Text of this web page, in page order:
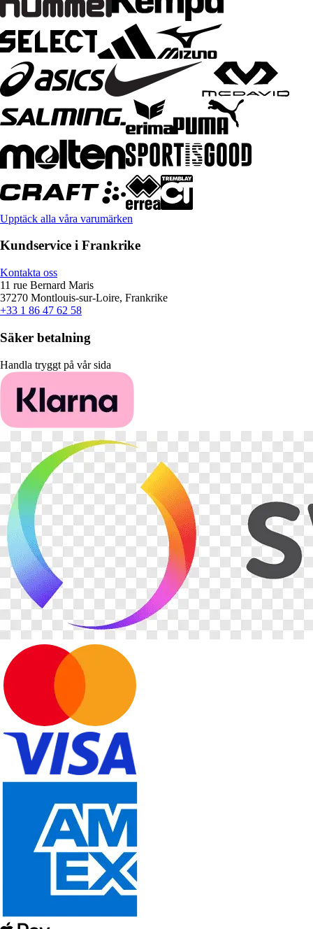
Upptäck alla våra varumärken
Kundservice i Frankrike
Kontakta oss
11 rue Bernard Maris
37270 Montlouis-sur-Loire, Frankrike
+33 1 86 47 62 58
Säker betalning
Handla tryggt på vår sida